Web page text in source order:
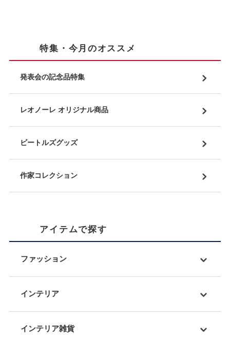
特集・今月のオススメ
発表会の記念品特集
レオノーレ オリジナル商品
ビートルズグッズ
作家コレクション
アイテムで探す
ファッション
インテリア
インテリア雑貨